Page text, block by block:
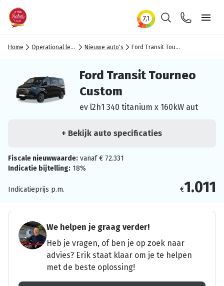
ZoekenContact
Home Operational lease Nieuwe auto's Ford Transit Tourneo Custom
Ford Transit Tourneo
Custom
ev l2h1 340 titanium x 160kW aut
+ Bekijk auto specificaties
Fiscale nieuwwaarde: vanaf € 72.331
Indicatie bijtelling: 18%
Indicatieprijs p.m. €1.011
We helpen je graag verder!
Heb je vragen, of ben je op zoek naar
advies? Erik staat klaar om je te helpen
met de beste oplossing!